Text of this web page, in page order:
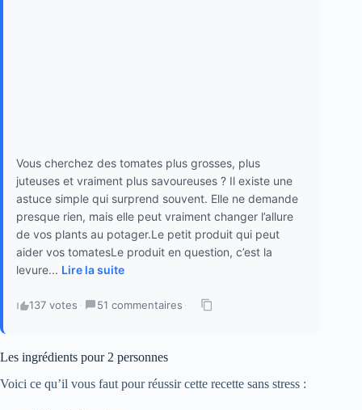
Vous cherchez des tomates plus grosses, plus
juteuses et vraiment plus savoureuses ? Il existe une
astuce simple qui surprend souvent. Elle ne demande
presque rien, mais elle peut vraiment changer l’allure
de vos plants au potager.Le petit produit qui peut
aider vos tomatesLe produit en question, c’est la
levure... Lire la suite
137 votes · 51 commentaires ·
Les ingrédients pour 2 personnes
Voici ce qu’il vous faut pour réussir cette recette sans stress :